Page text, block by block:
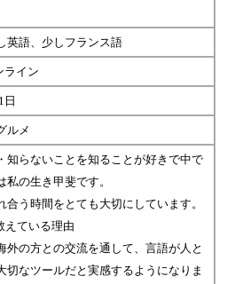
英語、少しフランス語
ライン
日
ルメ
知らないことを知ることが好きで中で
私の生き甲斐です。
合う時間をとても大切にしています。
えている理由
外の方との交流を通して、言語が人と
切なツールだと実感するようになりま